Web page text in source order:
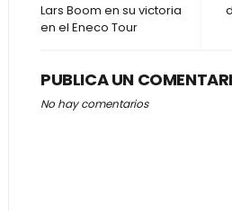
Lars Boom en su victoria
en el Eneco Tour
PUBLICA UN
No hay comentarios